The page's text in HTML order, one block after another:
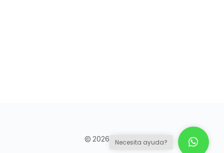
© 2026 - CouncilNecesita ayuda?